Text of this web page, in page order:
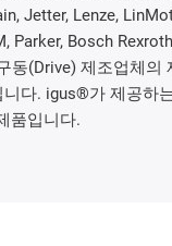
Jetter, Lenze,
Parker, Bosch
동(Drive) 제조업체의
니다. igus®가 제공하
품입니다.